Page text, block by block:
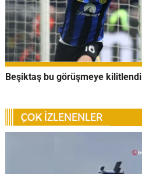
Beşiktaş bu görüşmeye kilitlendi